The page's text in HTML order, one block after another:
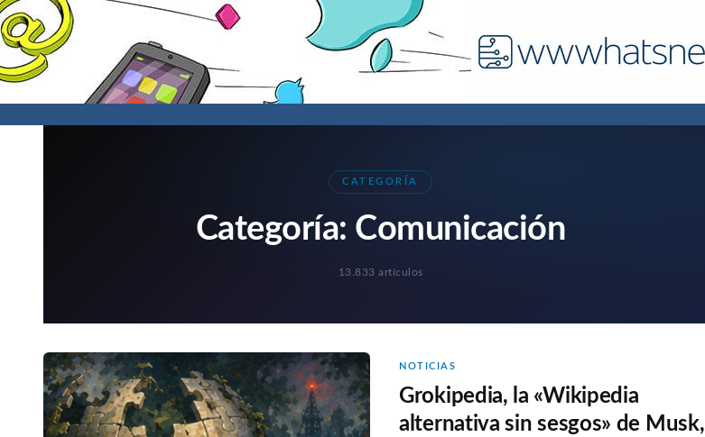
CATEGORÍA
Categoría: Comunicación
13.833 artículos
NOTICIAS
Grokipedia, la «Wikipedia
alternativa sin sesgos» de Musk,